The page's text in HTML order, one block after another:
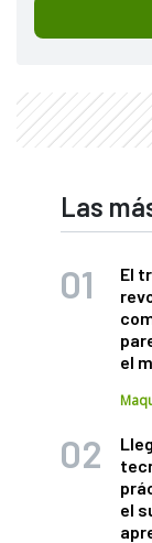
Las
El
el
el